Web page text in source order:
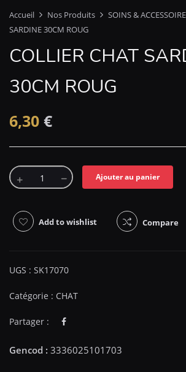
Accueil Nos Produits SOINS &
SARDINE 30CM ROUG
COLLIER CHAT
30CM ROUG
6,30 €
Ajouter au panier
Add to wishlist Compare
UGS : SK17070
Catégorie : CHAT
Partager :